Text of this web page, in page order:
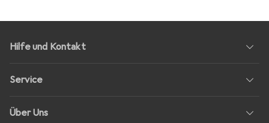
Hilfe und Kontakt
Service
Über Uns